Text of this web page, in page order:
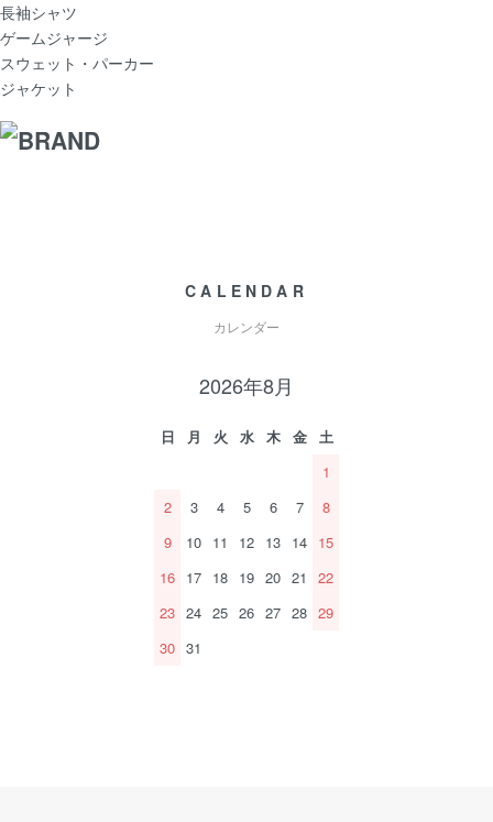
長袖シャツ
ゲームジャージ
スウェット・パーカー
ジャケット
CALENDAR
カレンダー
2026年8月
日 月 火 水 木 金
土
1
2
3 4 5 6 7
8
9
10 11 12 13 14 15
16 17 18 19 20 21
22
23 24 25 26 27 28 29
30 31